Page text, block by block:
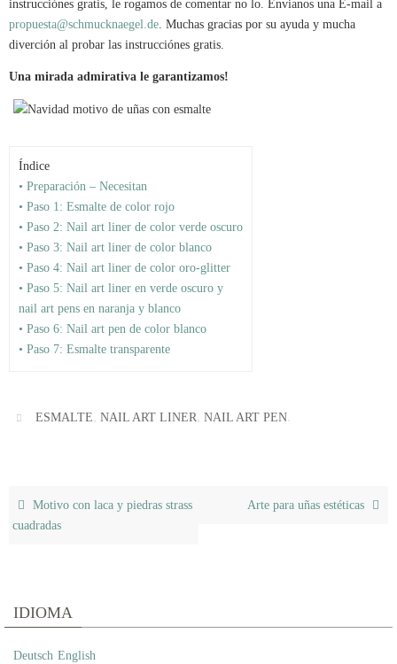
instrucciónes gratis, le rogamos de comentar no lo. Envianos una E-mail a
propuesta@schmucknaegel.de . Muchas gracias por su ayuda y mucha
diverción al probar las instrucciónes gratis.
Una mirada admirativa le garantizamos!
Índice
• Preparación – Necesitan
• Paso 1: Esmalte de color rojo
• Paso 2: Nail art liner de color verde oscuro
• Paso 3: Nail art liner de color blanco
• Paso 4: Nail art liner de color oro-glitter
• Paso 5: Nail art liner en verde oscuro y
nail art pens en naranja y blanco
• Paso 6: Nail art pen de color blanco
• Paso 7: Esmalte transparente
ESMALTE,NAIL ART LINER,NAIL ART PEN
Motivo con laca y piedras strass
cuadradas
Arte para uñas estéticas
IDIOMA
Deutsch English